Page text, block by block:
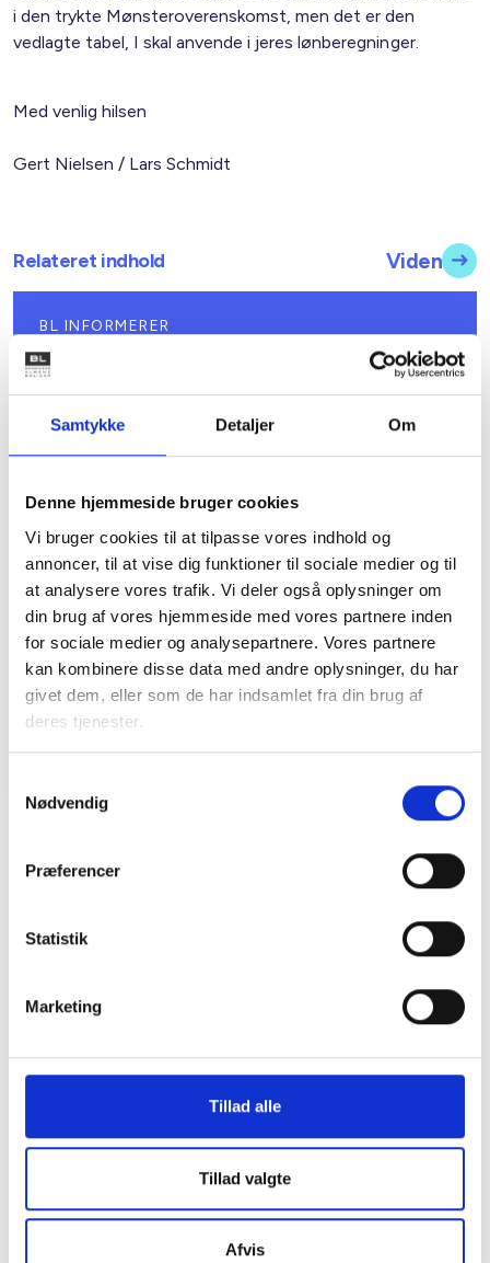
Samtykke Detaljer Om
Denne hjemmeside bruger cookies
Vi bruger cookies til at tilpasse vores indhold og
annoncer, til at vise dig funktioner til sociale medier og til
at analysere vores trafik. Vi deler også oplysninger om
din brug af vores hjemmeside med vores partnere inden
for sociale medier og analysepartnere. Vores partnere
kan kombinere disse data med andre oplysninger, du har
givet dem, eller som de har indsamlet fra din brug af
deres tjenester.
Nødvendig
Præferencer
Statistik
Marketing
Tillad alle
Tillad valgte
Afvis
i den trykte Mønsteroverenskomst, men det er den
vedlagte tabel, I skal anvende i jeres lønberegninger.
Med venlig hilsen
Gert Nielsen / Lars Schmidt
Relateret indhold Viden
BL INFORMERER
Nye krav om fjernaflæste målere – alle
ejendomme skal være klar senest 1. januar
2027
08. juni 2026
BL INFORMERER
Ansvar for nødforsyning i plejeboliger ved
forsyningssvigt
08. juni 2026
Sundhedsreformens konsekvenser for
kommunale lejemål i almene ældre- og
plejeboliger
20. marts 2026